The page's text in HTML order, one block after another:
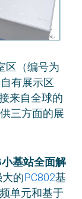
区（编号为
有展示区
来自全球的
三方面的展
小基站全面解
的PC802基
单元和基于